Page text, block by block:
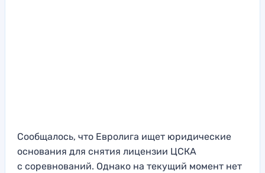
Сообщалось, что Евролига ищет юридические
основания для снятия лицензии ЦСКА
с соревнований. Однако на текущий момент нет